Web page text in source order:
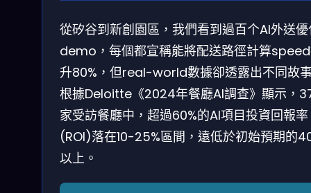
從矽谷到新創園區，我們看到過百个AI外送
demo，每個都宣稱能將配送路徑計算
升80%，但real-world數據卻透露出不同故
根據Deloitte《2024年餐廳AI調查》顯示，
家受訪餐廳中，超過60%的AI項目投資回報率
(ROI)落在10-25%區間，遠低於初始預期的
以上。